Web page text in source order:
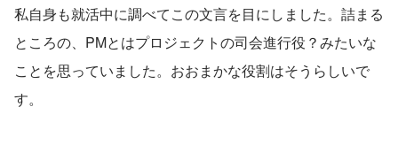
私自身も就活中に調べてこの文言を目にしました。詰まる
ところの、PMとはプロジェクトの司会進行役？みたいな
ことを思っていました。おおまかな役割はそうらしいで
す。